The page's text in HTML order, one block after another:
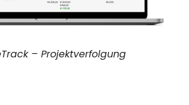
– Projektverfolgung